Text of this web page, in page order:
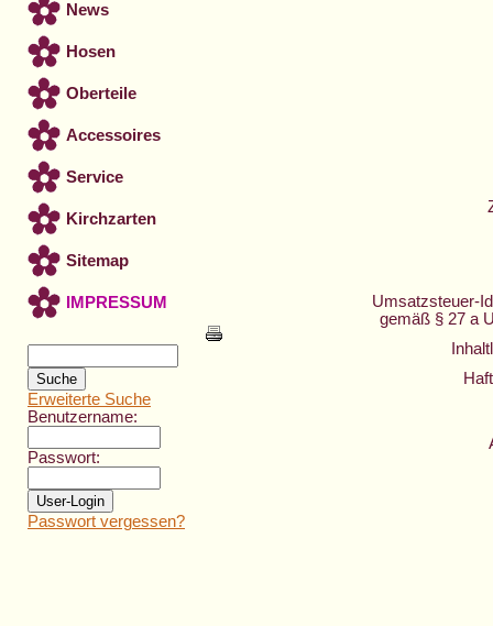
News
Hosen
Oberteile
Accessoires
Service
Kirchzarten
Sitemap
IMPRESSUM
Erweiterte Suche
Benutzername:
Passwort:
Passwort vergessen?
Umsatzsteuer-
gemäß § 27 a